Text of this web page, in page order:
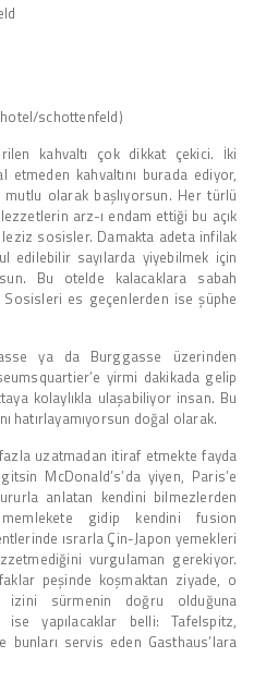
schottenfeld)
kahvaltı çok dikkat çekici. İki
kahvaltını burada ediyor,
olarak başlıyorsun. Her türlü
arz-ı endam ettiği bu açık
sosisler. Damakta adeta infilak
edilebilir sayılarda yiyebilmek için
Bu otelde kalacaklara sabah
Sosisleri es geçenlerden ise şüphe
ya da Burggasse üzerinden
yirmi dakikada gelip
kolaylıkla ulaşabiliyor insan. Bu
hatırlayamıyorsun doğal olarak.
uzatmadan itiraf etmekte fayda
McDonald’s’da yiyen, Paris’e
anlatan kendini bilmezlerden
gidip kendini fusion
ısrarla Çin-Japon yemekleri
vurgulaman gerekiyor.
peşinde koşmaktan ziyade, o
izini sürmenin doğru olduğuna
ise yapılacaklar belli: Tafelspitz,
servis eden Gasthaus’lara